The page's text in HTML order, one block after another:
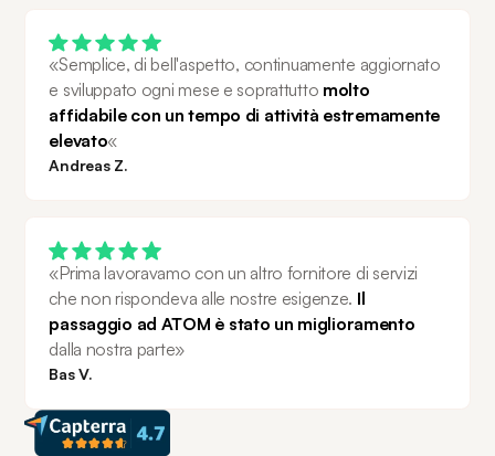
«Semplice, di bell'aspetto, continuamente aggiornato
e sviluppato ogni mese e soprattutto molto
affidabile con un tempo di attività estremamente
elevato«
Andreas Z.
«Prima lavoravamo con un altro fornitore di servizi
che non rispondeva alle nostre esigenze. Il
dalla nostra parte»
Bas V.